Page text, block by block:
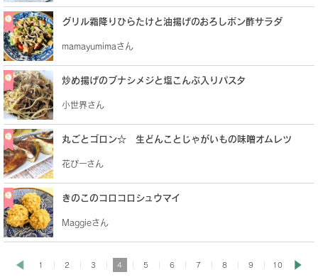
グリル霜降りひらたけと油揚げのおろしポン酢サラダ
mamayumimaさん
炒め揚げのブナシメジと塩こんぶ入りパスタ
小世界さん
丸ごとゴロン☆ 生どんことじゃがいもの味噌オムレツ
花ぴーさん
きのこのコロコロシュウマイ
Maggieさん
1 2 3 4 5 6 7 8 9 10